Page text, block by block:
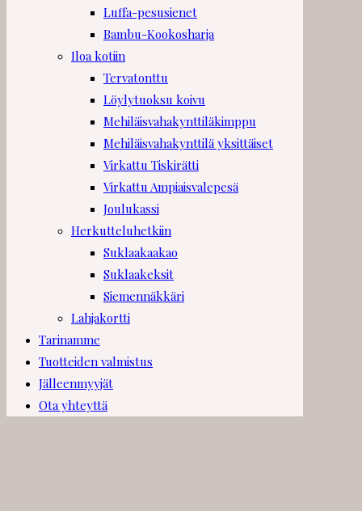
Luffa-pesusienet
Bambu-Kookosharja
Iloa kotiin
Tervatonttu
Löylytuoksu koivu
Mehiläisvahakynttiläkimppu
Mehiläisvahakynttilä yksittäiset
Virkattu Tiskirätti
Virkattu Ampiaisvalepesä
Joulukassi
Herkutteluhetkiin
Suklaakaakao
Suklaakeksit
Siemennäkkäri
Lahjakortti
Tarinamme
Tuotteiden valmistus
Jälleenmyyjät
Ota yhteyttä